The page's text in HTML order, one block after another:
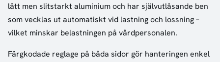
lätt men slitstarkt aluminium och har självutlåsande ben
som vecklas ut automatiskt vid lastning och lossning –
vilket minskar belastningen på vårdpersonalen.
Färgkodade reglage på båda sidor gör hanteringen enkel